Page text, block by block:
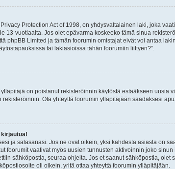
Protection Act of 1998, on yhdysvaltalainen laki, joka
13-vuotiaalta. Jos olet epävarma koskeeko tämä sinua
phpBB Limited ja tämän foorumin omistajat eivät voi antaa
tai lakiasioissa tähän foorumiin liittyen?”.
on poistanut rekisteröinnin käytöstä estääkseen
Ota yhteyttä foorumin ylläpitäjään saadaksesi
ja salasanasi. Jos ne ovat oikein, yksi kahdesta asiasta on
foorumit vaativat myös uusien tunnusten aktivoinnin joko
sähköpostia, seuraa ohjeita. Jos et saanut sähköpostia,
oli oikein, yritä ottaa yhteyttä foorumin ylläpitäjään.